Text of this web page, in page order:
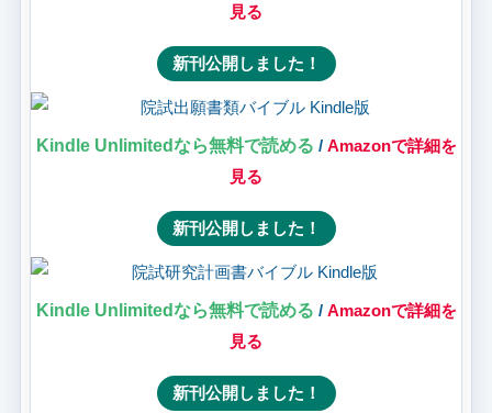
見る
新刊公開しました！
Kindle Unlimitedなら無料で読める / Amazonで詳細を
見る
新刊公開しました！
Kindle Unlimitedなら無料で読める / Amazonで詳細を
見る
新刊公開しました！